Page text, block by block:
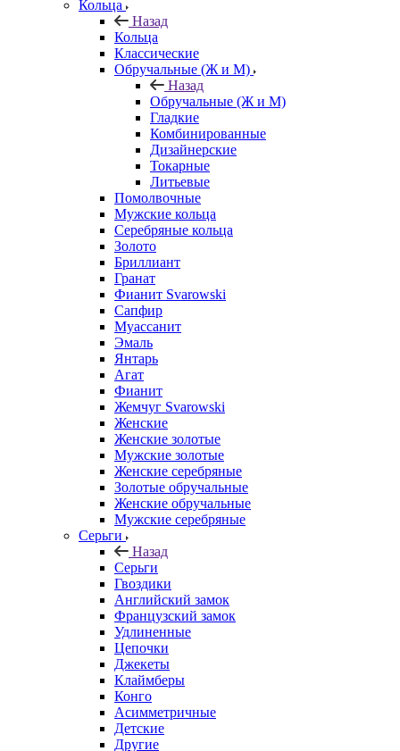
Кольца
Назад
Кольца
Классические
Обручальные (Ж и М)
Назад
Обручальные (Ж и М)
Гладкие
Комбинированные
Дизайнерские
Токарные
Литьевые
Помолвочные
Мужские кольца
Серебряные кольца
Золото
Бриллиант
Гранат
Фианит Svarowski
Сапфир
Муассанит
Эмаль
Янтарь
Агат
Фианит
Жемчуг Svarowski
Женские
Женские золотые
Мужские золотые
Женские серебряные
Золотые обручальные
Женские обручальные
Мужские серебряные
Серьги
Назад
Серьги
Гвоздики
Английский замок
Французский замок
Удлиненные
Цепочки
Джекеты
Клаймберы
Конго
Асимметричные
Детские
Другие